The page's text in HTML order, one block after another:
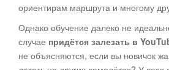
ориентирам маршрута и многому
Однако обучение далеко не
случае придётся залезать в
не объясняются, если вы новичок